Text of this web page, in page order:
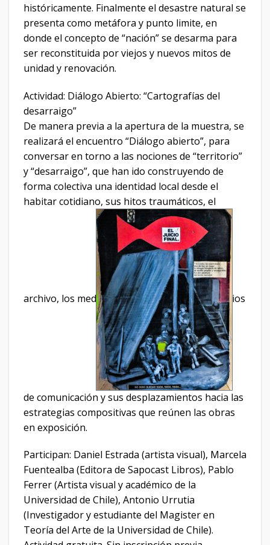
históricamente. Finalmente el desastre natural se
presenta como metáfora y punto limite, en
donde el concepto de “nación” se desarma para
ser reconstituida por viejos y nuevos mitos de
unidad y renovación.
Actividad: Diálogo Abierto: “Cartografías del
desarraigo”
De manera previa a la apertura de la muestra, se
realizará el encuentro “Diálogo abierto”, para
conversar en torno a las nociones de “territorio”
y “desarraigo”, que han ido construyendo de
forma colectiva una identidad local desde el
habitar cotidiano, sus hitos traumáticos, el
archivo, los med ios
de comunicación y sus desplazamientos hacia las
estrategias compositivas que reúnen las obras
en exposición.
Participan: Daniel Estrada (artista visual), Marcela
Fuentealba (Editora de Sapocast Libros), Pablo
Ferrer (Artista visual y académico de la
Universidad de Chile), Antonio Urrutia
(Investigador y estudiante del Magister en
Teoría del Arte de la Universidad de Chile).